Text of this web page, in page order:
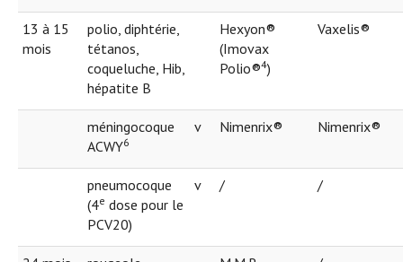
13 à 15
mois
polio, diphtérie,
tétanos,
coqueluche, Hib,
hépatite B
Hexyon®
(Imovax
Polio®4)
Vaxelis®
méningocoque
ACWY6
v Nimenrix® Nimenrix®
pneumocoque
(4e dose pour le
PCV20)
v / /